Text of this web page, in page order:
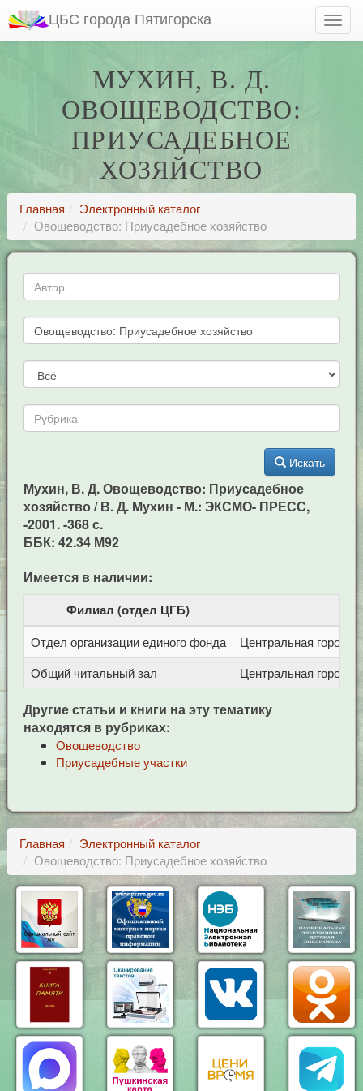
ЦБС города Пятигорска
МУХИН, В. Д.
ОВОЩЕВОДСТВО:
ПРИУСАДЕБНОЕ
ХОЗЯЙСТВО
Главная
Электронный каталог
Овощеводство: Приусадебное хозяйство
Искать
Мухин, В. Д. Овощеводство: Приусадебное
хозяйство / В. Д. Мухин - М.: ЭКСМО- ПРЕСС,
-2001. -368 с.
ББК: 42.34 М92
Имеется в наличии:
Филиал (отдел ЦГБ)
Отдел организации единого фонда
Центральная
Общий читальный зал
Центральная
Другие статьи и книги на эту тематику
находятся в рубриках:
Овощеводство
Приусадебные участки
Главная
Электронный каталог
Овощеводство: Приусадебное хозяйство